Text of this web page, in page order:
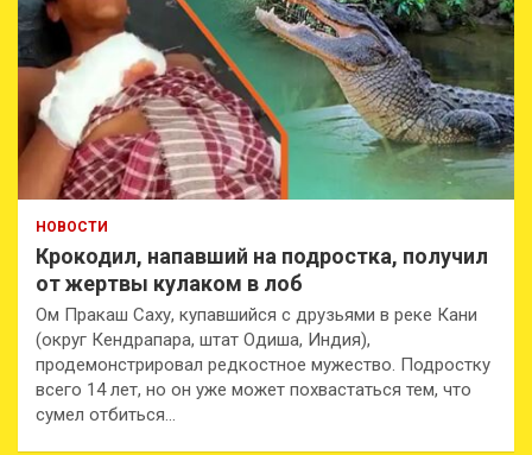
НОВОСТИ
Крокодил, напавший на подростка, получил
от жертвы кулаком в лоб
Ом Пракаш Саху, купавшийся с друзьями в реке Кани
(округ Кендрапара, штат Одиша, Индия),
продемонстрировал редкостное мужество. Подростку
всего 14 лет, но он уже может похвастаться тем, что
сумел отбиться…